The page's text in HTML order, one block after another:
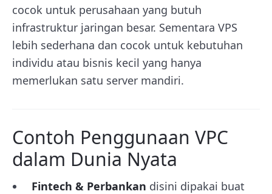
cocok untuk perusahaan yang butuh
infrastruktur jaringan besar. Sementara VPS
lebih sederhana dan cocok untuk kebutuhan
individu atau bisnis kecil yang hanya
memerlukan satu server mandiri.
Contoh Penggunaan VPC
dalam Dunia Nyata
Fintech & Perbankan disini dipakai buat